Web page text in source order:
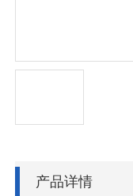
产品详情